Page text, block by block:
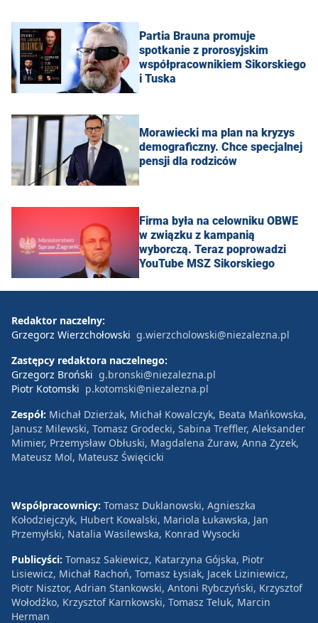
Partia Brauna promuje
spotkanie z prorosyjskim
współpracownikiem Sikorskiego
i Tuska
Morawiecki ma plan na kryzys
demograficzny. Chce specjalnej
pensji dla rodziców
Firma była na celowniku OBWE
w związku z kampanią
wyborczą. Teraz poprowadzi
YouTube MSZ Sikorskiego
Redaktor naczelny:
Grzegorz Wierzchołowski g.wierzcholowski@niezalezna.pl
Zastępcy redaktora naczelnego:
Grzegorz Broński g.bronski@niezalezna.pl
Piotr Kotomski p.kotomski@niezalezna.pl
Zespół: Michał Dzierżak, Michał Kowalczyk, Beata Mańkowska,
Janusz Milewski, Tomasz Grodecki, Sabina Treffler, Aleksander
Mimier, Przemysław Obłuski, Magdalena Żuraw, Anna Zyzek,
Mateusz Mol, Mateusz Święcicki
Współpracownicy: Tomasz Duklanowski, Agnieszka
Kołodziejczyk, Hubert Kowalski, Mariola Łukawska, Jan
Przemyłski, Natalia Wasilewska, Konrad Wysocki
Publicyści: Tomasz Sakiewicz, Katarzyna Gójska, Piotr
Lisiewicz, Michał Rachoń, Tomasz Łysiak, Jacek Liziniewicz,
Piotr Nisztor, Adrian Stankowski, Antoni Rybczyński, Krzysztof
Wołodźko, Krzysztof Karnkowski, Tomasz Teluk, Marcin
Herman